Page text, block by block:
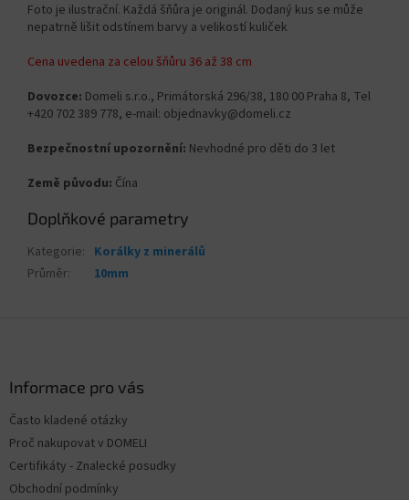
Foto je ilustrační. Každá šňůra je originál. Dodaný kus se může
nepatrně lišit odstínem barvy a velikostí kuliček
Cena uvedena za celou šňůru 36 až 38 cm
Dovozce: Domeli s.r.o., Primátorská 296/38, 180 00 Praha 8, Tel
+420 702 389 778, e-mail: objednavky@domeli.cz
Bezpečnostní upozornění: Nevhodné pro děti do 3 let
Země původu: Čína
Doplňkové parametry
Kategorie: Korálky z minerálů
Průměr: 10mm
Informace pro vás
Často kladené otázky
Proč nakupovat v DOMELI
Certifikáty - Znalecké posudky
Obchodní podmínky